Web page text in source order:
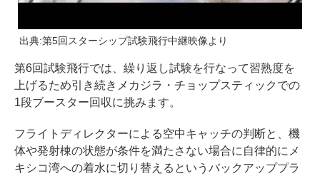
出典:第5回スターシップ試験飛行中継映像より
第6回試験飛行では、繰り返し試験を行なって習熟度を
上げるため引き続きメカジラ・チョップスティックでの
1段ブースター回収に挑みます。
フライトディレクターによる空中キャッチの判断と、機
体や発射棟の状態が条件を満たさない場合に自律的にメ
キシコ湾への着水に切り替えるというバックアッププラ